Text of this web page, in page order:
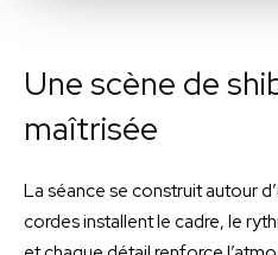
Une scène de
maîtrisée
La séance se construit autour
cordes installent le cadre, le